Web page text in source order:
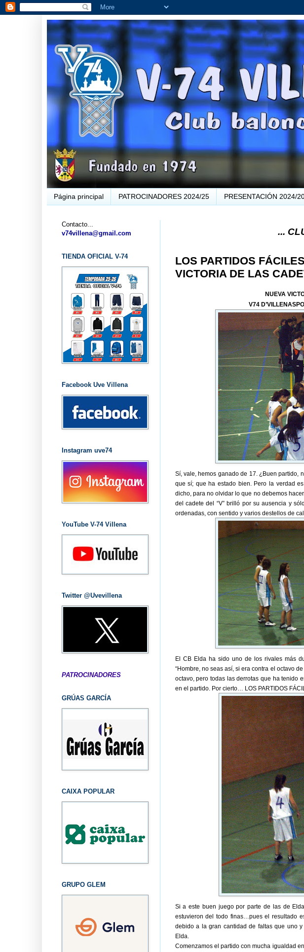
Página principal PATROCINADORES 2024/25 PRESENTACIÓN 2024/
... CLUB
LOS PARTIDOS
VICTORIA DE LAS
NUEVA
V74
Sí, vale, hemos ganado de 17. ¿Buen partido,
que sí; que ha estado bien. Pero la verdad
dicho, para no olvidar lo que no debemos
del cadete del “V” brilló por su ausencia y
ordenadas, con sentido y varios destellos de
El CB Elda ha sido uno de los rivales más
“Hombre, no seas así, si era contra el octavo
octavo, pero todas las derrotas que ha tenido
en el partido. Por cierto… LOS PARTIDOS
Si a este buen juego por parte de las de
estuvieron del todo finas…pues el resultado
debido a la gran cantidad de faltas que uno
Elda.
Comenzamos el partido con mucha igualdad
Contacto...
v74villena@gmail.com
TIENDA OFICIAL V-74
Facebook Uve Villena
Instagram uve74
YouTube V-74 Villena
Twitter @Uvevillena
PATROCINADORES
GRÚAS GARCÍA
CAIXA POPULAR
GRUPO GLEM